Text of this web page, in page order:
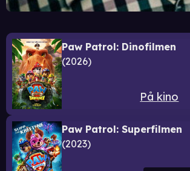
Paw Patrol: Dinofilmen
2026
På kino
Paw Patrol: Superfilmen
2023